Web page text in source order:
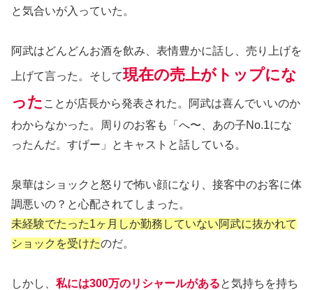
と気合いが入っていた。
阿武はどんどんお酒を飲み、表情豊かに話し、売り上げを
上げて言った。そして現在の売上がトップにな
った ことが店長から発表された。阿武は喜んでいいのか
わからなかった。周りのお客も「へ〜、あの子No.1にな
ったんだ。すげー」とキャストと話している。
泉華はショックと怒りで怖い顔になり、接客中のお客に体
調悪いの？と心配されてしまった。
未経験でたった1ヶ月しか勤務していない阿武に抜かれて
ショックを受けたのだ。
しかし、 私には300万のリシャールがあると気持ちを持ち